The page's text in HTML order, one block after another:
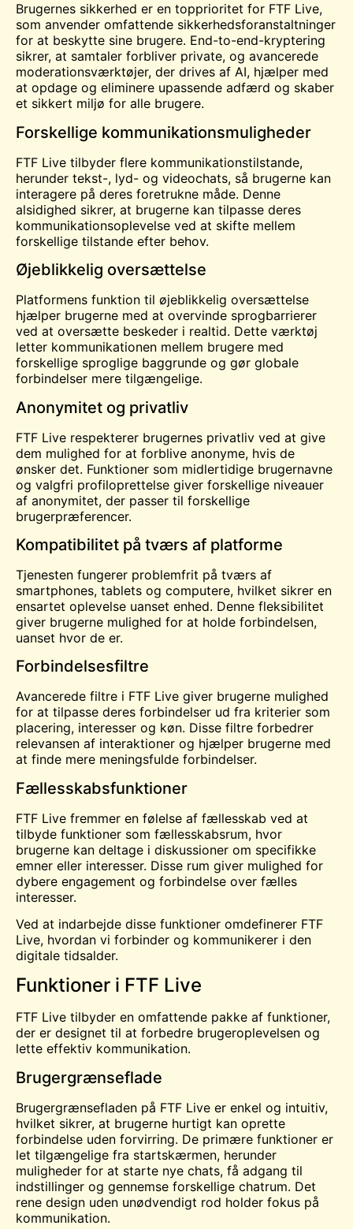
Brugernes sikkerhed er en topprioritet for FTF Live,
som anvender omfattende sikkerhedsforanstaltninger
for at beskytte sine brugere. End-to-end-kryptering
sikrer, at samtaler forbliver private, og avancerede
moderationsværktøjer, der drives af AI, hjælper med
at opdage og eliminere upassende adfærd og skaber
et sikkert miljø for alle brugere.
Forskellige kommunikationsmuligheder
FTF Live tilbyder flere kommunikationstilstande,
herunder tekst-, lyd- og videochats, så brugerne kan
interagere på deres foretrukne måde. Denne
alsidighed sikrer, at brugerne kan tilpasse deres
kommunikationsoplevelse ved at skifte mellem
forskellige tilstande efter behov.
Øjeblikkelig oversættelse
Platformens funktion til øjeblikkelig oversættelse
hjælper brugerne med at overvinde sprogbarrierer
ved at oversætte beskeder i realtid. Dette værktøj
letter kommunikationen mellem brugere med
forskellige sproglige baggrunde og gør globale
forbindelser mere tilgængelige.
Anonymitet og privatliv
FTF Live respekterer brugernes privatliv ved at give
dem mulighed for at forblive anonyme, hvis de
ønsker det. Funktioner som midlertidige brugernavne
og valgfri profiloprettelse giver forskellige niveauer
af anonymitet, der passer til forskellige
brugerpræferencer.
Kompatibilitet på tværs af platforme
Tjenesten fungerer problemfrit på tværs af
smartphones, tablets og computere, hvilket sikrer en
ensartet oplevelse uanset enhed. Denne fleksibilitet
giver brugerne mulighed for at holde forbindelsen,
uanset hvor de er.
Forbindelsesfiltre
Avancerede filtre i FTF Live giver brugerne mulighed
for at tilpasse deres forbindelser ud fra kriterier som
placering, interesser og køn. Disse filtre forbedrer
relevansen af interaktioner og hjælper brugerne med
at finde mere meningsfulde forbindelser.
Fællesskabsfunktioner
FTF Live fremmer en følelse af fællesskab ved at
tilbyde funktioner som fællesskabsrum, hvor
brugerne kan deltage i diskussioner om specifikke
emner eller interesser. Disse rum giver mulighed for
dybere engagement og forbindelse over fælles
interesser.
Ved at indarbejde disse funktioner omdefinerer FTF
Live, hvordan vi forbinder og kommunikerer i den
digitale tidsalder.
Funktioner i FTF Live
FTF Live tilbyder en omfattende pakke af funktioner,
der er designet til at forbedre brugeroplevelsen og
lette effektiv kommunikation.
Brugergrænseflade
Brugergrænsefladen på FTF Live er enkel og intuitiv,
hvilket sikrer, at brugerne hurtigt kan oprette
forbindelse uden forvirring. De primære funktioner er
let tilgængelige fra startskærmen, herunder
muligheder for at starte nye chats, få adgang til
indstillinger og gennemse forskellige chatrum. Det
rene design uden unødvendigt rod holder fokus på
kommunikation.